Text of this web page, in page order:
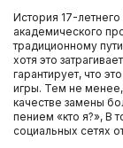
История 17-
академического
традиционному
хотя это
гарантирует, что
игры. Тем не
качестве замены
пением «кто я?», В
социальных сетях